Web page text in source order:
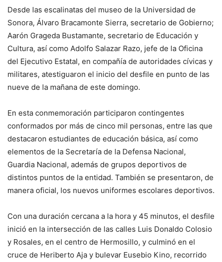
Desde las escalinatas del museo de la Universidad de
Sonora, Álvaro Bracamonte Sierra, secretario de Gobierno;
Aarón Grageda Bustamante, secretario de Educación y
Cultura, así como Adolfo Salazar Razo, jefe de la Oficina
del Ejecutivo Estatal, en compañía de autoridades cívicas y
militares, atestiguaron el inicio del desfile en punto de las
nueve de la mañana de este domingo.
En esta conmemoración participaron contingentes
conformados por más de cinco mil personas, entre las que
destacaron estudiantes de educación básica, así como
elementos de la Secretaría de la Defensa Nacional,
Guardia Nacional, además de grupos deportivos de
distintos puntos de la entidad. También se presentaron, de
manera oficial, los nuevos uniformes escolares deportivos.
Con una duración cercana a la hora y 45 minutos, el desfile
inició en la intersección de las calles Luis Donaldo Colosio
y Rosales, en el centro de Hermosillo, y culminó en el
cruce de Heriberto Aja y bulevar Eusebio Kino, recorrido